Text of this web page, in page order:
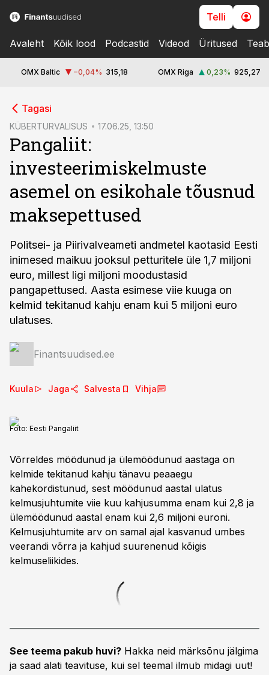
Telli
Avaleht Kõik lood Podcastid Videod Üritused
OMX Baltic −0,04% 315,18 OMX Riga 0,23% 925,27
Tagasi
KÜBERTURVALISUS 17.06.25, 13:50
Pangaliit:
investeerimiskelmuste
asemel on esikohale tõusnud
maksepettused
Politsei- ja Piirivalveameti andmetel kaotasid Eesti
inimesed maikuu jooksul petturitele üle 1,7 miljoni
euro, millest ligi miljoni moodustasid
pangapettused. Aasta esimese viie kuuga on
kelmid tekitanud kahju enam kui 5 miljoni euro
ulatuses.
Finantsuudised.ee
Kuula Jaga Salvesta Vihja
Foto: Eesti Pangaliit
Võrreldes möödunud ja ülemöödunud aastaga on
kelmide tekitanud kahju tänavu peaaegu
kahekordistunud, sest möödunud aastal ulatus
kelmusjuhtumite viie kuu kahjusumma enam kui 2,8 ja
ülemöödunud aastal enam kui 2,6 miljoni euroni.
Kelmusjuhtumite arv on samal ajal kasvanud umbes
veerandi võrra ja kahjud suurenenud kõigis
kelmuseliikides.
See teema pakub huvi? Hakka neid märksõnu jälgima
ja saad alati teavituse, kui sel teemal ilmub midagi uut!